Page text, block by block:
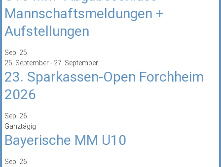
Mannschaftsmeldungen +
Aufstellungen
Sep. 25
25. September- 27. September
23. Sparkassen-Open Forchheim
2026
Sep. 26
Ganztägig
Bayerische MM U10
Sep. 26